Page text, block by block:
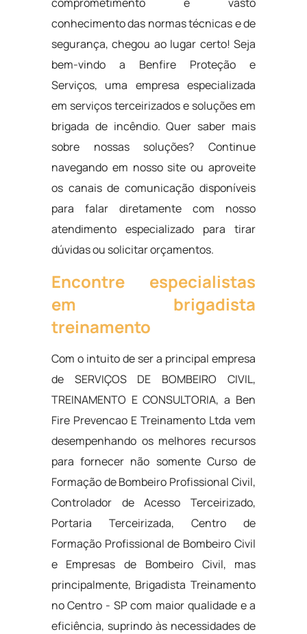
conhecimento das normas técnicas e de
segurança, chegou ao lugar certo! Seja
bem-vindo a Benfire Proteção e
Serviços, uma empresa especializada
em serviços terceirizados e soluções em
brigada de incêndio. Quer saber mais
sobre nossas soluções? Continue
navegando em nosso site ou aproveite
os canais de comunicação disponíveis
para falar diretamente com nosso
atendimento especializado para tirar
dúvidas ou solicitar orçamentos.
Encontre especialistas
em brigadista
treinamento
Com o intuito de ser a principal empresa
de SERVIÇOS DE BOMBEIRO CIVIL,
TREINAMENTO E CONSULTORIA, a Ben
Fire Prevencao E Treinamento Ltda vem
desempenhando os melhores recursos
para fornecer não somente Curso de
Formação de Bombeiro Profissional Civil,
Controlador de Acesso Terceirizado,
Portaria Terceirizada, Centro de
Formação Profissional de Bombeiro Civil
e Empresas de Bombeiro Civil, mas
principalmente, Brigadista Treinamento
no Centro - SP com maior qualidade e a
eficiência, suprindo às necessidades de